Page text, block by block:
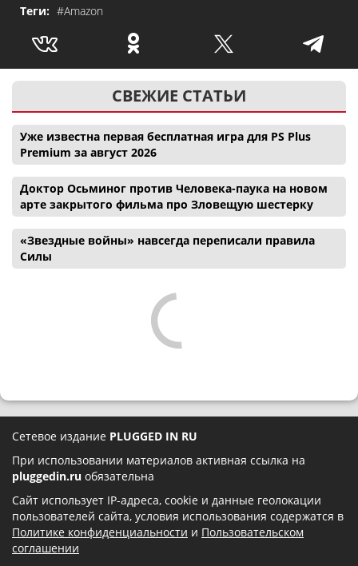
Теги: #Amazon
СВЕЖИЕ СТАТЬИ
Уже известна первая бесплатная игра для PS Plus
Premium за август 2026
Доктор Осьминог против Человека-паука на новом
арте закрытого фильма про Зловещую шестерку
«Звездные войны» навсегда переписали правила
Силы
Сетевое издание PLUGGED IN RU
При использовании материалов активная ссылка на
pluggedin.ru обязательна
Сайт использует IP-адреса, cookie и данные геолокации
пользователей сайта, условия использования содержатся в
Политике конфиденциальности и Пользовательском
соглашении